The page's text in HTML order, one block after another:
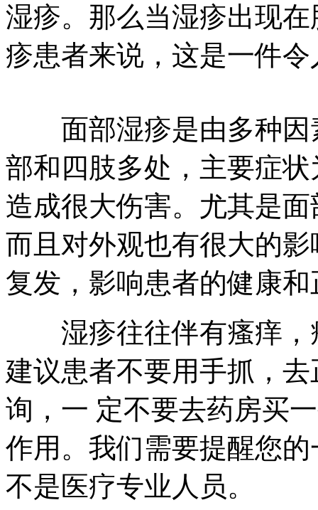
湿疹。那么当湿疹出现
疹患者来说，这是一件
面部湿疹是由多种因
部和四肢多处，主要症
造成很大伤害。尤其是
而且对外观也有很大的
复发，影响患者的健康
湿疹往往伴有瘙痒，
建议患者不要用手抓，
询，一 定不要去药房买
作用。我们需要提醒您
不是医疗专业人员。